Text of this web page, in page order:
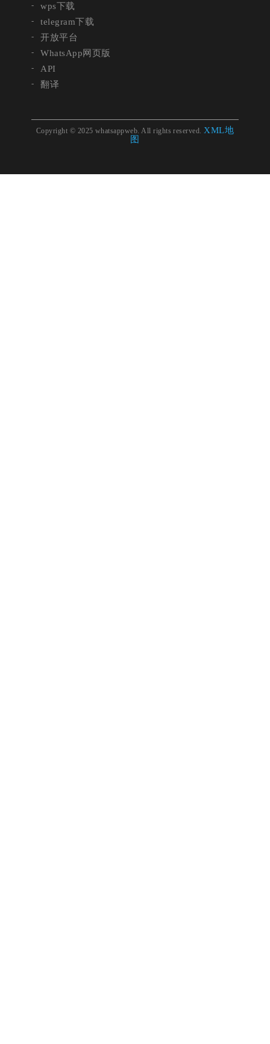
wps下载
telegram下载
开放平台
WhatsApp网页版
API
翻译
Copyright © 2025 whatsappweb. All rights reserved.XML地
图